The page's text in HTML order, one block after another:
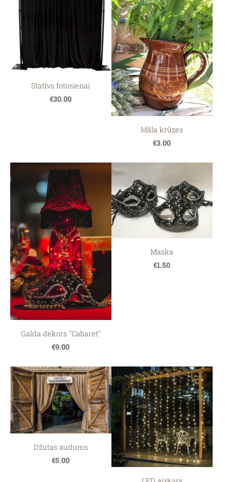
Statīvs fotosienai
€30.00
Māla krūzes
€3.00
Galda dekors "Cabaret"
€9.00
Maska
€1.50
Džutas audums
€5.00